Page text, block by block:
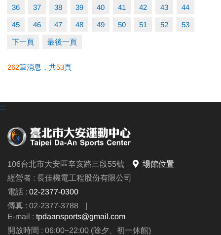
課程程下載傳送門↓
https://reurl.cc/vQjo4L
•開課之課程不再另行通知，教室依現場公告為主。
‧泳池分機 105
‧課務/場務分機 103、104
‧體適能分機 107
36 37 38 39 40 41 42 43 44
45 46 47 48 49 50 51 52 53
下一頁 最後一頁
262筆消息，共53頁
:::
106台北市大安區辛亥路三段55號
場館位置
經營者 : 長佳機電工程股份有限公司
電話 : 02-2377-0300
傳真 : 02-2377-3788
E-mail : tpdaansports@gmail.com
開放時間 : 06:00~22:00 (除夕、初一休館)